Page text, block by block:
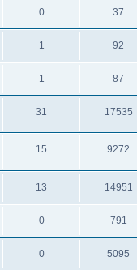
0 37
1 92
1 87
31 17535
15 9272
13 14951
0 791
0 5095